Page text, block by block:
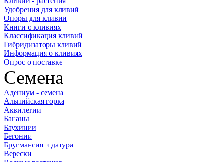
Удобрения для кливий
Опоры для кливий
Книги о кливиях
Классификация кливий
Гибридизаторы кливий
Информация о кливиях
Опрос о поставке
Семена
Адениум - семена
Альпийская горка
Аквилегии
Бананы
Баухинии
Бегонии
Бругмансия и датура
Верески